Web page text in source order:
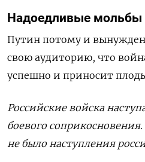
Надоедливые мольбы
Путин потому и вынужден
свою аудиторию, что
успешно и приносит
Российские войска
боевого
не было наступления